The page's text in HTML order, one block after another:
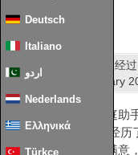
Deutsch
Italiano
اردو
Nederlands
Ελληνικά
Türkçe
发表 25 经
更新时间
th January
我已经开发基于家庭
开SmartThings) 在经
家庭助理感到非常满意